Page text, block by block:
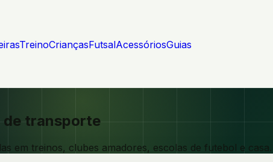
TreinoCriançasFutsalAcessóriosGuias
de transporte
em treinos, clubes amadores, escolas de futebol e casa.